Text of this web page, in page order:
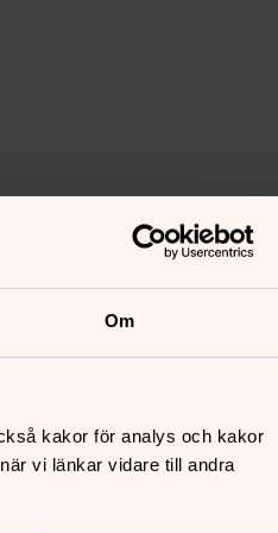
Om
kakor för analys och kakor
vi länkar vidare till andra